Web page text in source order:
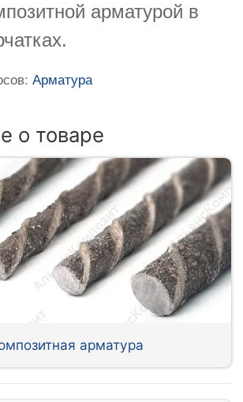
арматурой в
Арматура
о товаре
арматура